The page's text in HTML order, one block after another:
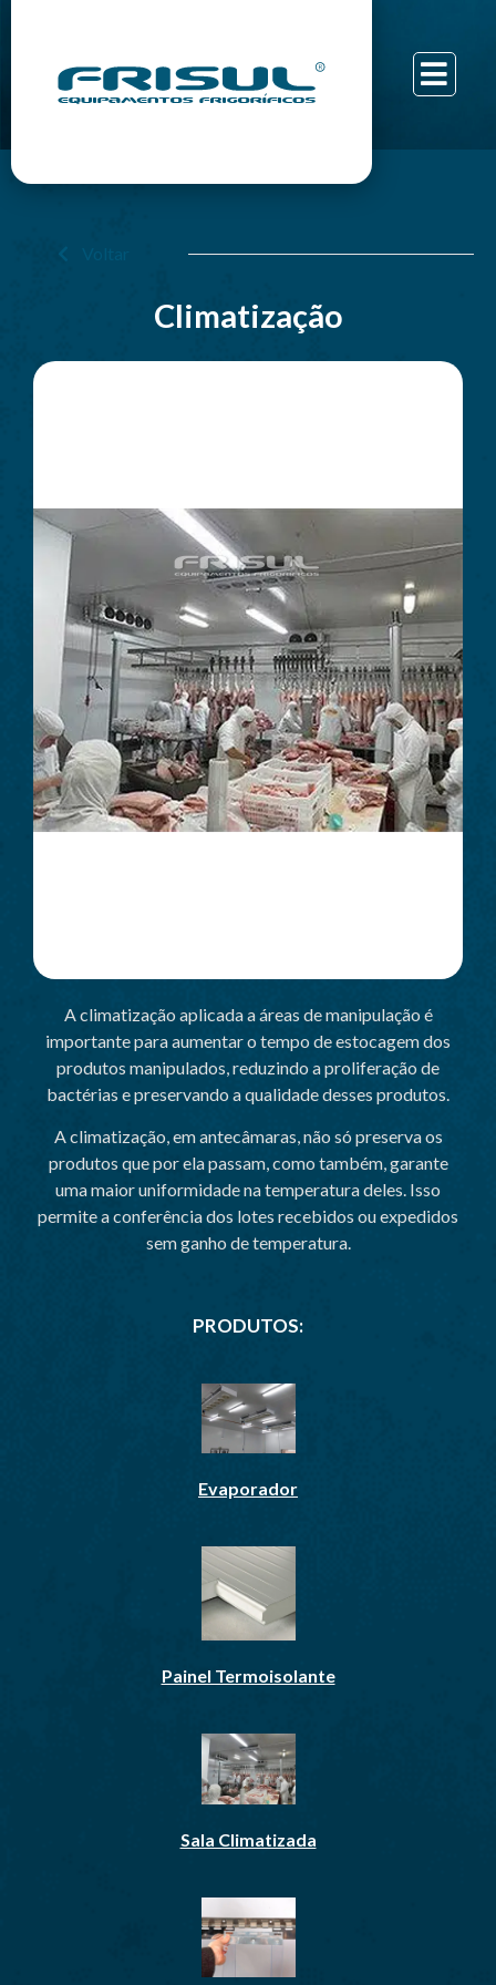
Voltar
Climatização
A climatização aplicada a áreas de manipulação é
importante para aumentar o tempo de estocagem dos
produtos manipulados, reduzindo a proliferação de
bactérias e preservando a qualidade desses produtos.
A climatização, em antecâmaras, não só preserva os
produtos que por ela passam, como também, garante
uma maior uniformidade na temperatura deles. Isso
permite a conferência dos lotes recebidos ou expedidos
sem ganho de temperatura.
PRODUTOS:
Evaporador
Painel Termoisolante
Sala Climatizada